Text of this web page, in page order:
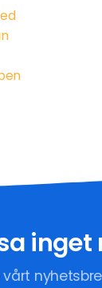
inget
vårt